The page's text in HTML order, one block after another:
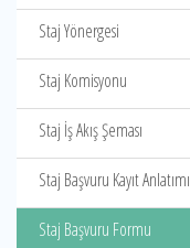
Staj Yönergesi
Staj Komisyonu
Staj İş Akış Şeması
Staj Başvuru Kayıt Anlatımı
Staj Başvuru Formu